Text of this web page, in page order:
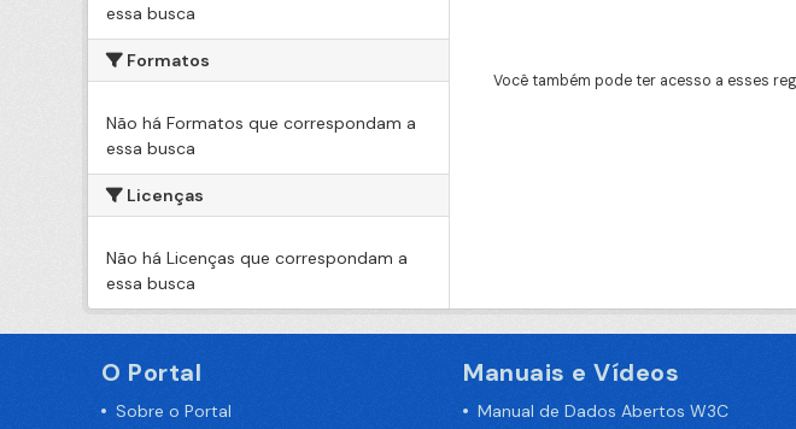
essa busca
Formatos
Não há Formatos que correspondam a
essa busca
Licenças
Não há Licenças que correspondam a
essa busca
Você também pode ter acesso a esses
O Portal
Sobre o Portal
Manuais e Vídeos
Manual de Dados Abertos W3C